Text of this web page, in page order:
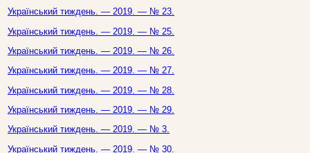
Український тиждень. — 2019. — № 23.
Український тиждень. — 2019. — № 25.
Український тиждень. — 2019. — № 26.
Український тиждень. — 2019. — № 27.
Український тиждень. — 2019. — № 28.
Український тиждень. — 2019. — № 29.
Український тиждень. — 2019. — № 3.
Український тиждень. — 2019. — № 30.